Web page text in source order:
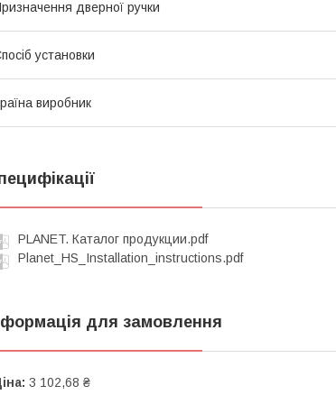
дверної ручки
установки
виробник
PLANET. Каталог продукции.pdf
Planet_HS_Installation_instructions.pdf
для замовлення
3 102,68 ₴